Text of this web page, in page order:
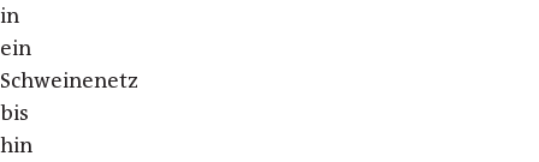
in
ein
Schweinenetz
bis
hin